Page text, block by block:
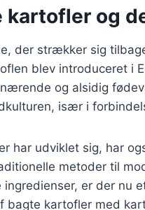
kartofler og
der strækker sig
blev introduceret i
og alsidig
især i
har udviklet sig, har
metoder til
er der nu
bagte kartofler med